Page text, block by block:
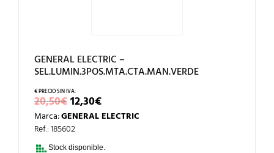
GENERAL ELECTRIC –
SEL.LUMIN.3POS.MTA.CTA.MAN.VERDE
20,50€EL
PRECIO
ORIGINAL
ERA:
20,50€.
12,30€EL
PRECIO
ACTUAL
Marca:GENERAL ELECTRIC
Ref.: 185602
Stock disponible.